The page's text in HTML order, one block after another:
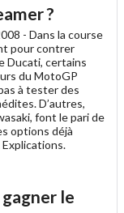
?
- Dans la course
pour contrer
Ducati, certains
du MotoGP
à tester des
D’autres,
font le pari de
options déjà
le